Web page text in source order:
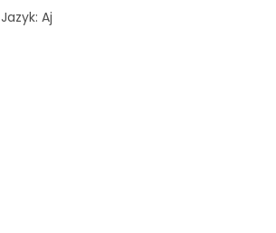
Jazyk: Aj